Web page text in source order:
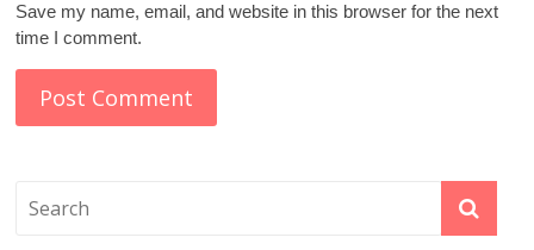
Save my name, email, and website in this browser for the next
time I comment.